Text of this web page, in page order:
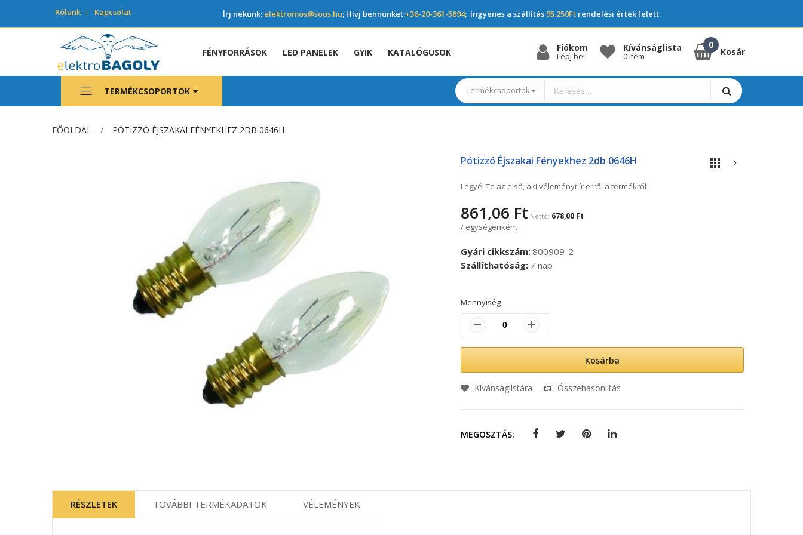
Rólunk Kapcsolat Írj nekünk: elektromos@soos.hu; Hívj bennünket:+36-20-361-5894; Ingyenes a szállítás 95.250Ft rendelési érték felett.
FÉNYFORRÁSOK LED PANELEK GYIK KATALÓGUSOK Fiókom
Lépj be!
Kívánságlista
0 item Kosár
TERMÉKCSOPORTOK Termékcsoportok
FŐOLDAL PÓTIZZÓ ÉJSZAKAI FÉNYEKHEZ 2DB 0646H
a
képgaléria
Pótizzó Éjszakai Fényekhez 2db 0646H
Legyél Te az első, aki véleményt ír erről a termékről
861,06 Ft 678,00 Ft
/ egységenként
Gyári cikkszám 800909-2
Szállíthatóság 7 nap
Mennyiség
Kosárba
Kívánságlistára Összehasonlítás
MEGOSZTÁS:
RÉSZLETEK TOVÁBBI TERMÉKADATOK VÉLEMÉNYEK